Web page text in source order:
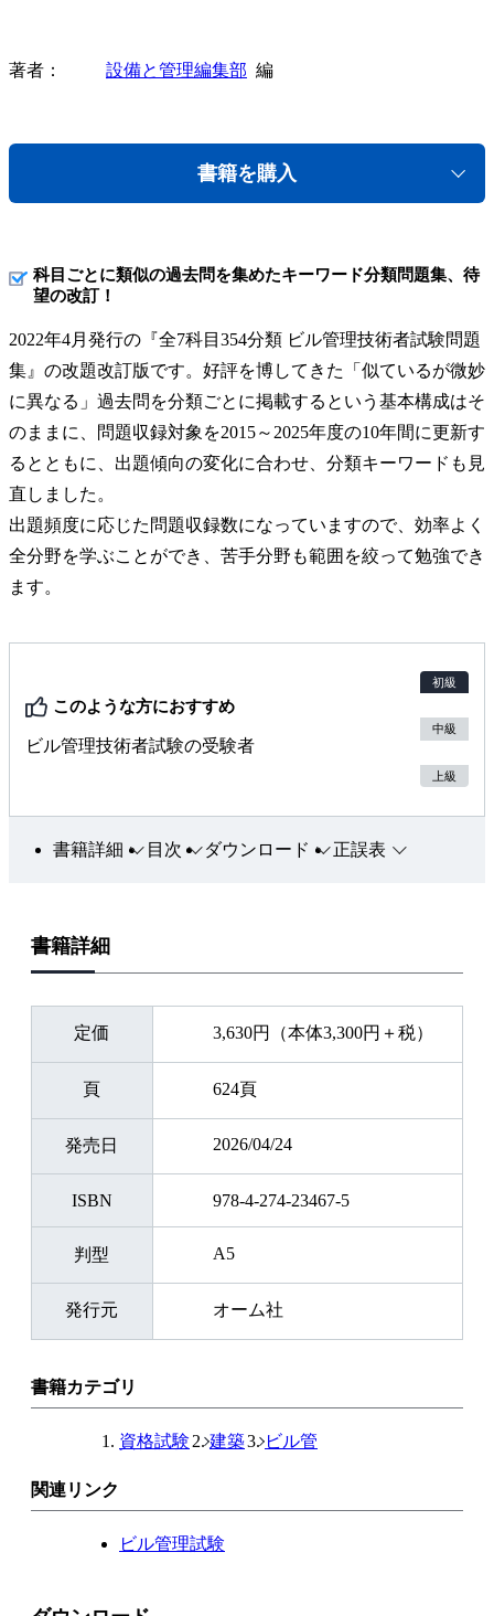
著者 設備と管理編集部 編
書籍を購入
科目ごとに類似の過去問を集めたキーワード分類問題集、待
望の改訂！
2022年4月発行の『全7科目354分類 ビル管理技術者試験問題
集』の改題改訂版です。好評を博してきた「似ているが微妙
に異なる」過去問を分類ごとに掲載するという基本構成はそ
のままに、問題収録対象を2015～2025年度の10年間に更新す
るとともに、出題傾向の変化に合わせ、分類キーワードも見
直しました。
出題頻度に応じた問題収録数になっていますので、効率よく
全分野を学ぶことができ、苦手分野も範囲を絞って勉強でき
ます。
このような方におすすめ
ビル管理技術者試験の受験者
初級
中級
上級
書籍詳細 目次 ダウンロード 正誤表
書籍詳細
定価 3,630円（本体3,300円＋税）
頁 624頁
発売日 2026/04/24
ISBN 978-4-274-23467-5
判型 A5
発行元 オーム社
書籍カテゴリ
資格試験 建築 ビル管
関連リンク
ビル管理試験